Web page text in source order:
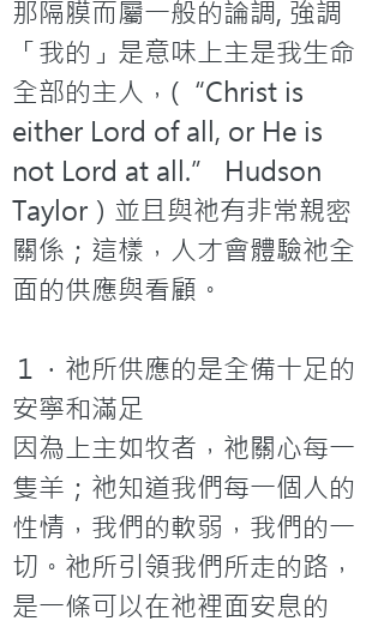
那隔膜而屬一般的論調, 強調
「我的」是意味上主是我生命
全部的主人，(“Christ is
either Lord of all, or He is
not Lord at all.” Hudson
Taylor）並且與祂有非常親密
關係；這樣，人才會體驗祂全
面的供應與看顧。
１．祂所供應的是全備十足的
安寧和滿足
因為上主如牧者，祂關心每一
隻羊；祂知道我們每一個人的
性情，我們的軟弱，我們的一
切。祂所引領我們所走的路，
是一條可以在祂裡面安息的